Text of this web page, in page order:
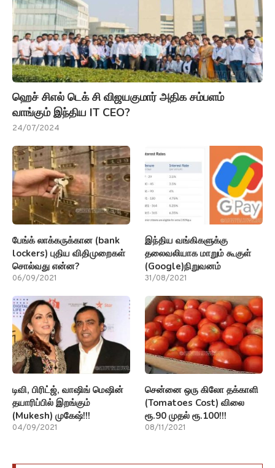
ஹெச் சிஎல் டெக் சி விஜயகுமார் அதிக சம்பளம்
வாங்கும் இந்திய IT CEO?
24/07/2024
பேங்க் லாக்கருக்கான (bank
lockers) புதிய விதிமுறைகள்
சொல்வது என்ன?
06/09/2021
இந்திய வங்கிகளுக்கு
தலைவலியாக மாறும் கூகுள்
(Google)நிறுவனம்
31/08/2021
டிவி, பிரிட்ஜ், வாஷிங் மெஷின்
தயாரிப்பில் இறங்கும்
(Mukesh) முகேஷ்!!!
04/09/2021
சென்னை ஒரு கிலோ தக்காளி
(Tomatoes Cost) விலை
ரூ.90 முதல் ரூ.100!!!
08/11/2021